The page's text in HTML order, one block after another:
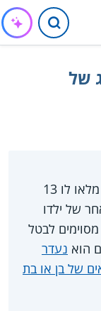
של
סטודנט שהוא הורה לילד שטרם מלאו לו 13
של ילדו
לבטל
הוא נעדר
של בן או בת